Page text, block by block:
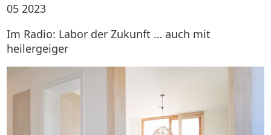
05 2023
Im Radio: Labor der Zukunft … auch mit
heilergeiger